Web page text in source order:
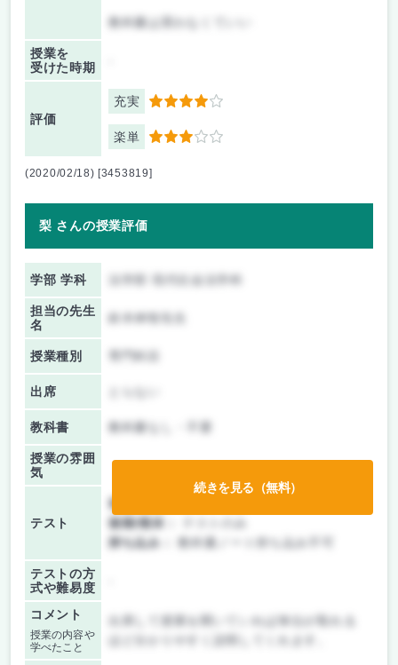
教科書は買わなくていい
授業を
受けた時期
評価
充実 4
楽単 3
(2020/02/18) [3453819]
梨 さんの授業評価
学部 学科
担当の先生
名
授業種別
出席
教科書 教科書なし・不要
授業の雰囲
気
テスト
前期/中間：
後期/期末：
持ち込み：
教科書ノート持ち込み不可
テストの方
式や難易度
コメント
授業の内容や
学べたこと
続きを見る（無料）